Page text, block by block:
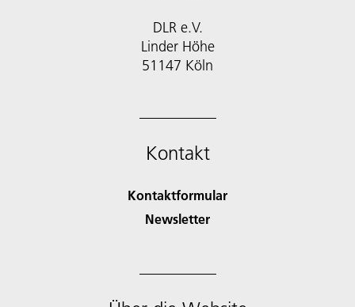
DLR e.V.
Linder Höhe
51147 Köln
Kontakt
Kontaktformular
Newsletter